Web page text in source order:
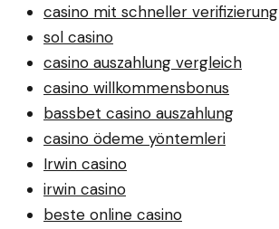
casino mit schneller verifizierung
sol casino
casino auszahlung vergleich
casino willkommensbonus
bassbet casino auszahlung
casino ödeme yöntemleri
Irwin casino
irwin casino
beste online casino